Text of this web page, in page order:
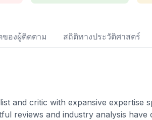
ของผู้ติดตาม สถิติทางประวัติศาสตร์
and critic with expansive expertise
reviews and industry analysis have